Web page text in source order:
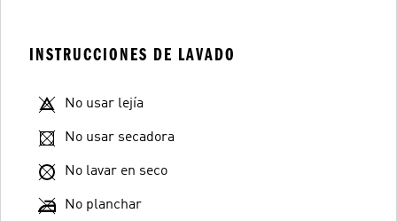
INSTRUCCIONES DE LAVADO
No usar lejía
No usar secadora
No lavar en seco
No planchar